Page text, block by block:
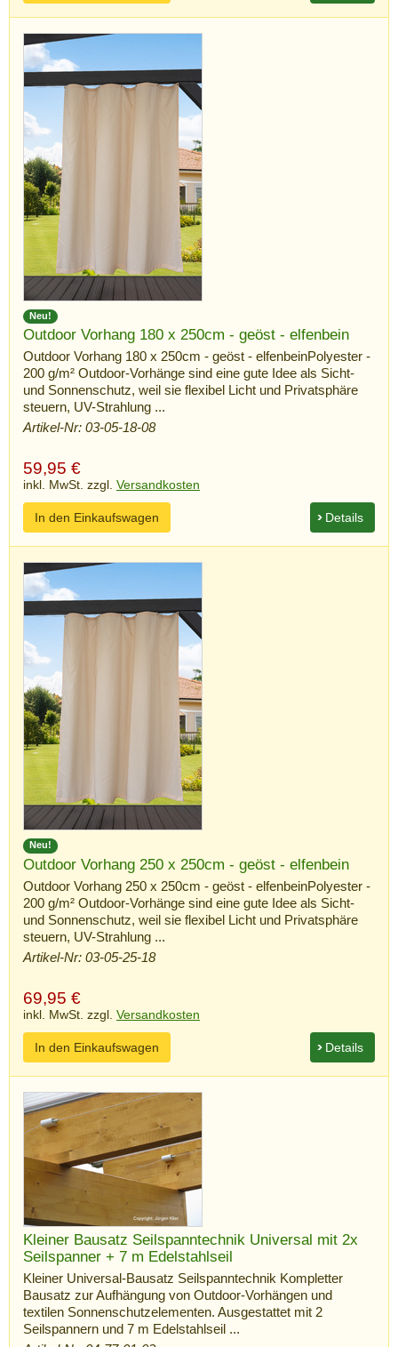
Neu!
Outdoor Vorhang 180 x 250cm - geöst - elfenbein
Outdoor Vorhang 180 x 250cm - geöst - elfenbeinPolyester -
200 g/m² Outdoor-Vorhänge sind eine gute Idee als Sicht-
und Sonnenschutz, weil sie flexibel Licht und Privatsphäre
steuern, UV-Strahlung ...
Artikel-Nr: 03-05-18-08
59,95 €
inkl. MwSt. zzgl. Versandkosten
Details
In den Einkaufswagen
Neu!
Outdoor Vorhang 250 x 250cm - geöst - elfenbein
Outdoor Vorhang 250 x 250cm - geöst - elfenbeinPolyester -
200 g/m² Outdoor-Vorhänge sind eine gute Idee als Sicht-
und Sonnenschutz, weil sie flexibel Licht und Privatsphäre
steuern, UV-Strahlung ...
Artikel-Nr: 03-05-25-18
69,95 €
inkl. MwSt. zzgl. Versandkosten
Details
In den Einkaufswagen
Kleiner Bausatz Seilspanntechnik Universal mit 2x
Seilspanner + 7 m Edelstahlseil
Kleiner Universal-Bausatz Seilspanntechnik Kompletter
Bausatz zur Aufhängung von Outdoor-Vorhängen und
textilen Sonnenschutzelementen. Ausgestattet mit 2
Seilspannern und 7 m Edelstahlseil ...